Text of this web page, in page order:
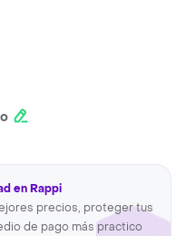
en Rappi
precios, proteger tus
de pago más practico